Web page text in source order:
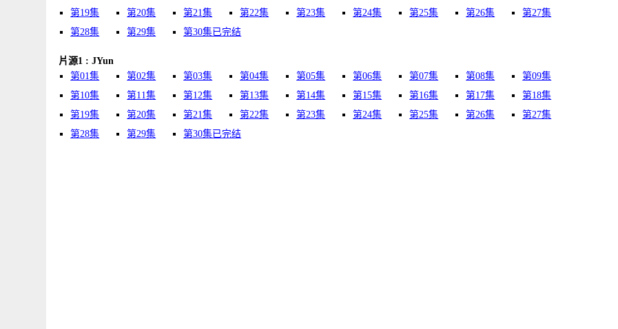
第19集
第20集 第21集 第22集 第23集 第24集 第25集 第26集
第27集
第28集
第29集 第30集已完结
片源1 : JYun
第01集
第02集 第03集 第04集 第05集 第06集 第07集 第08集
第09集
第10集
第11集 第12集 第13集 第14集 第15集 第16集 第17集
第18集
第19集
第20集 第21集 第22集 第23集 第24集 第25集 第26集
第27集
第28集
第29集 第30集已完结